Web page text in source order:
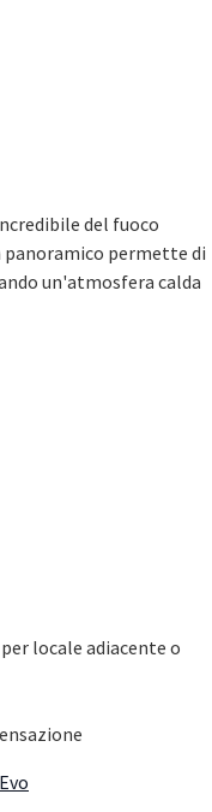
del fuoco
panoramico permette di
un'atmosfera calda
per locale adiacente o